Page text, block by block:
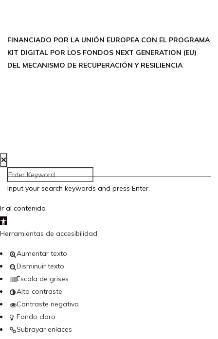
FINANCIADO POR LA UNIÓN EUROPEA CON EL PROGRAMA
KIT DIGITAL POR LOS FONDOS NEXT GENERATION (EU)
DEL MECANISMO DE RECUPERACIÓN Y RESILIENCIA
Input your search keywords and press Enter.
Ir al contenido
Abrir barra de herramientas
Herramientas de accesibilidad
Aumentar texto
Disminuir texto
Escala de grises
Alto contraste
Contraste negativo
Fondo claro
Subrayar enlaces